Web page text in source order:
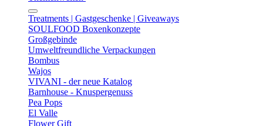
Treatments | Gastgeschenke | Giveaways
SOULFOOD Boxenkonzepte
Großgebinde
Umweltfreundliche Verpackungen
Bombus
Wajos
VIVANI - der neue Katalog
Barnhouse - Knuspergenuss
Pea Pops
El Valle
Flower Gift